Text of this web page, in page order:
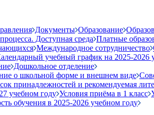
Документы Образование
Доступная среда Платные
Международное сотрудничество
учебный график на 2025-2026
Дошкольное отделение
о школьной форме и внешнем виде
принадлежностей и рекомендуемая
учебном году Условия приёма в 1 класс
обучения в 2025-2026 учебном году